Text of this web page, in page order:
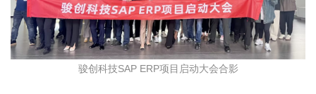
骏创科技SAP ERP项目启动大会合影